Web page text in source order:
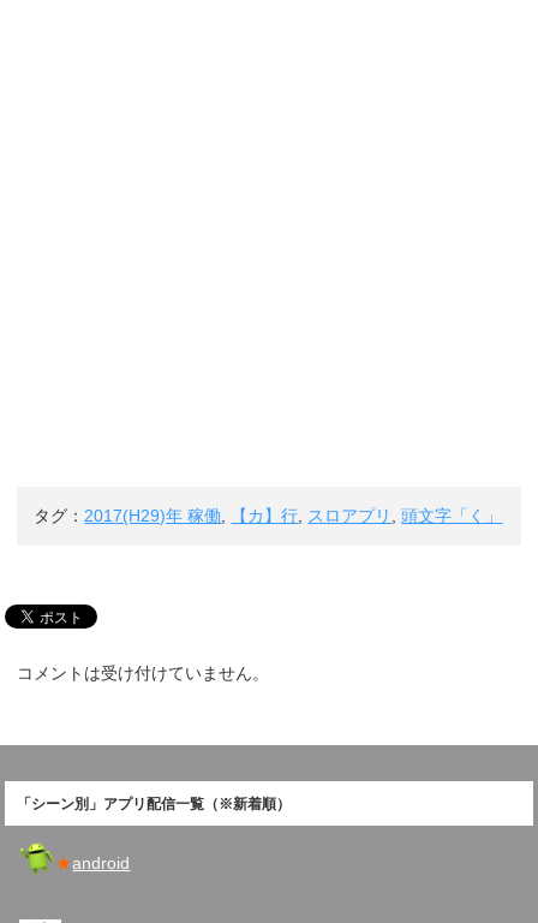
タグ： 2017(H29)年 稼働 【カ】行 スロアプリ ,頭文字「く」
コメントは受け付けていません。
「シーン別」アプリ配信一覧（※新着順）
★android